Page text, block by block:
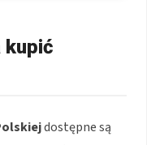
kupić
dostępne są